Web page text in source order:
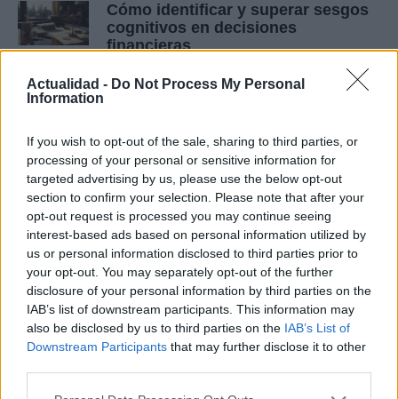
Actualidad - Do Not Process My Personal
Information
If you wish to opt-out of the sale, sharing to third parties, or
processing of your personal or sensitive information for
targeted advertising by us, please use the below opt-out
section to confirm your selection. Please note that after your
opt-out request is processed you may continue seeing
interest-based ads based on personal information utilized by
us or personal information disclosed to third parties prior to
your opt-out. You may separately opt-out of the further
disclosure of your personal information by third parties on the
IAB’s list of downstream participants. This information may
also be disclosed by us to third parties on the IAB’s List of
Downstream Participants that may further disclose it to other
Please note that this website/app uses one or more Google
Cómo identificar y superar sesgos
cognitivos en decisiones
financieras
Pubblicato in:Economía
comportamiento para gastar mejor
28 julio, 2026
Pubblicato in:Economía
Incendios forestales en Francia y
España: la lucha contra las llamas
que no cesa
28 julio, 2026
Pubblicato in: Internacional
Acoso en redes sociales: jóvenes